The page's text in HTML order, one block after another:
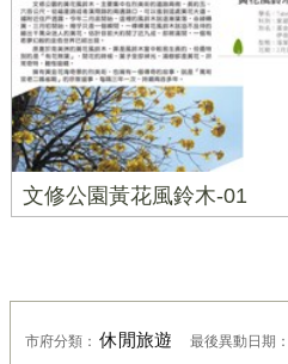
文修公園黃花風鈴木-01
市府分類：休閒旅遊 最後異動日期：